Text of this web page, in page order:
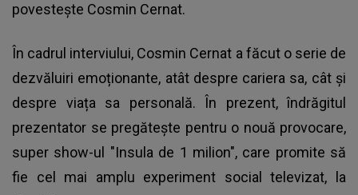
povestește Cosmin Cernat.
În cadrul interviului, Cosmin Cernat a făcut o serie de
dezvăluiri emoționante, atât despre cariera sa, cât și
despre viața sa personală. În prezent, îndrăgitul
prezentator se pregătește pentru o nouă provocare,
super show-ul "Insula de 1 milion", care promite să
fie cel mai amplu experiment social televizat, la